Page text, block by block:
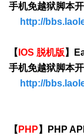
手机免越狱脚本
http://
【 IOS 脱机版 】
手机免越狱脚本
http://
【 PHP 】PHP